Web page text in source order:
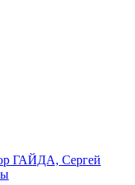
ГАЙДА, Сергей